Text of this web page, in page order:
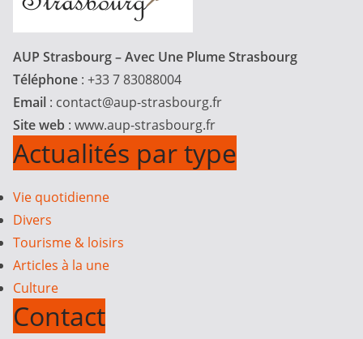
AUP Strasbourg – Avec Une Plume Strasbourg
Téléphone : +33 7 83088004
Email : contact@aup-strasbourg.fr
Site web : www.aup-strasbourg.fr
Actualités par type
Vie quotidienne
Divers
Tourisme & loisirs
Articles à la une
Culture
Contact